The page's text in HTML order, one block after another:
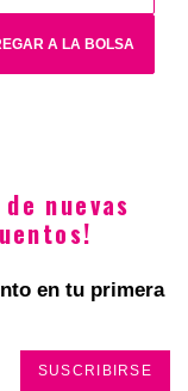
Total A LA BOLSA
$15.900$4770
nuevas
en tu primera
SUSCRIBIRSE